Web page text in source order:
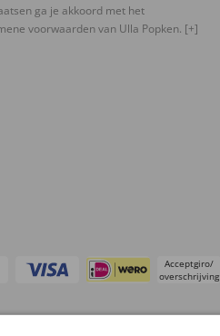
ga je akkoord met het
voorwaarden van Ulla Popken. [+]
Acceptgiro/
overschrijving